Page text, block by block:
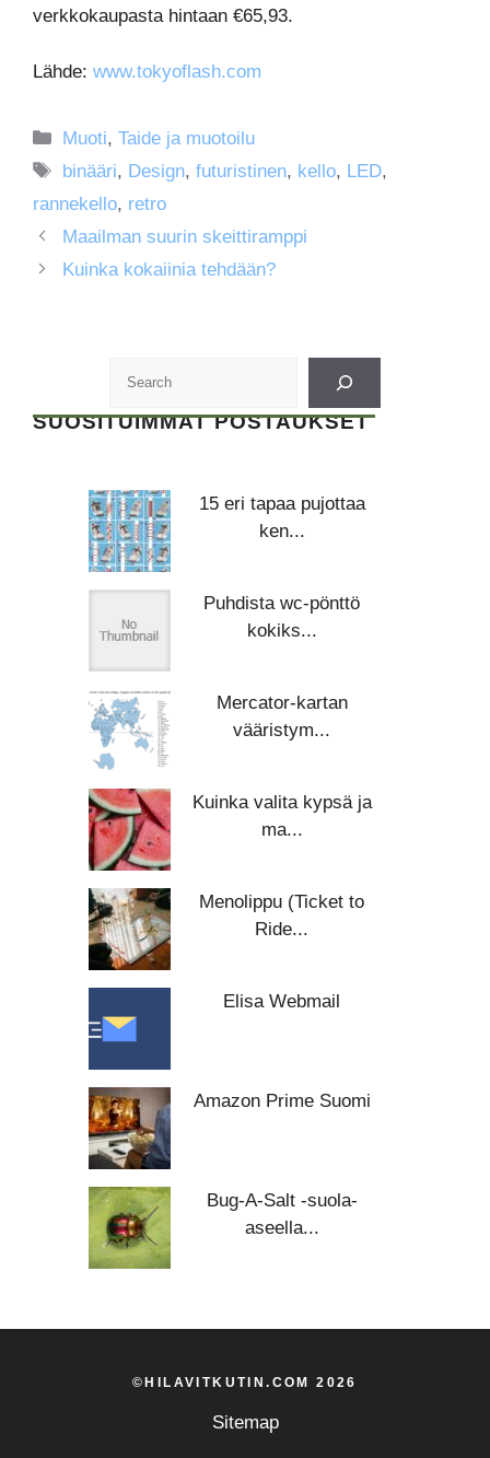
verkkokaupasta hintaan €65,93.
Lähde: www.tokyoflash.com
Kategoriat
Muoti,Taide ja muotoilu
Avainsanat
binääri, Design,futuristinen, kello, LED,
rannekello, retro
Maailman suurin skeittiramppi
Kuinka kokaiinia tehdään?
SUOSITUIMMAT POSTAUKSET
15 eri tapaa pujottaa
ken...
Puhdista wc-pönttö
kokiks...
Mercator-kartan
vääristym...
Kuinka valita kypsä ja
ma...
Menolippu (Ticket to
Ride...
Elisa Webmail
Amazon Prime Suomi
Bug-A-Salt -suola-
aseella...
©HILAVITKUTIN.COM 2026
Sitemap